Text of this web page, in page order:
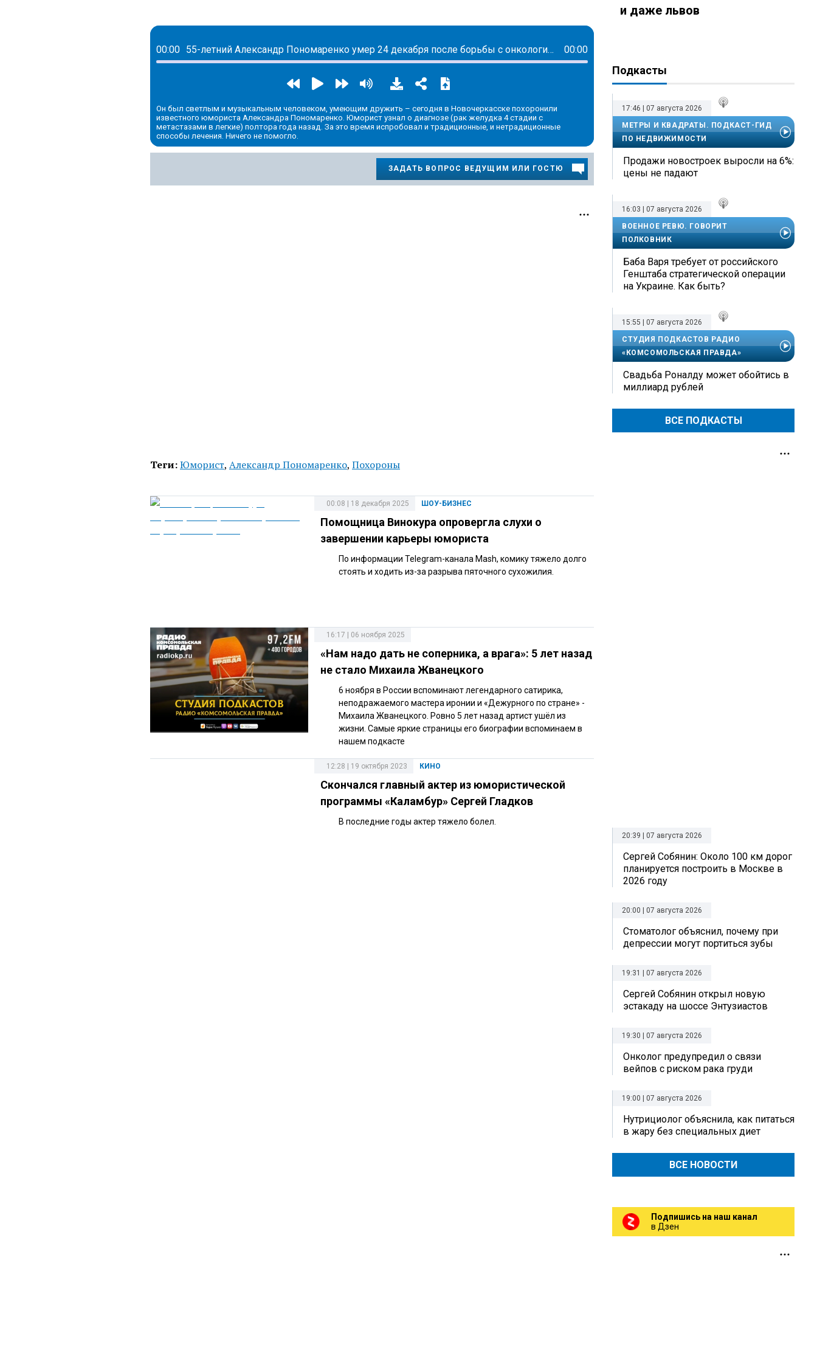
00:00 55-летний Александр Пономаренко умер 24 декабря после борьбы с онкологическим заболеванием. 00:00
Он был светлым и музыкальным человеком, умеющим дружить – сегодня в Новочеркасске похоронили
известного юмориста Александра Пономаренко. Юморист узнал о диагнозе (рак желудка 4 стадии с
метастазами в легкие) полтора года назад. За это время испробовал и традиционные, и нетрадиционные
способы лечения. Ничего не помогло.
ЗАДАТЬ ВОПРОС ВЕДУЩИМ ИЛИ ГОСТЮ
Теги:Юморист, Александр Пономаренко, Похороны
ШОУ-БИЗНЕС
00:08 | 18 декабря 2025
Помощница Винокура опровергла слухи о
завершении карьеры юмориста
По информации Telegram-канала Mash, комику тяжело долго
стоять и ходить из-за разрыва пяточного сухожилия.
16:17 | 06 ноября 2025
«Нам надо дать не соперника, а врага»: 5 лет назад
не стало Михаила Жванецкого
6 ноября в России вспоминают легендарного сатирика,
неподражаемого мастера иронии и «Дежурного по стране» -
Михаила Жванецкого. Ровно 5 лет назад артист ушёл из
жизни. Самые яркие страницы его биографии вспоминаем в
нашем подкасте
КИНО
12:28 | 19 октября 2023
Скончался главный актер из юмористической
программы «Каламбур» Сергей Гладков
В последние годы актер тяжело болел.
и даже львов
Подкасты
17:46 | 07 августа 2026
МЕТРЫ И КВАДРАТЫ. ПОДКАСТ-ГИД
ПО НЕДВИЖИМОСТИ
Продажи новостроек выросли на 6%:
цены не падают
16:03 | 07 августа 2026
ВОЕННОЕ РЕВЮ. ГОВОРИТ
ПОЛКОВНИК
Баба Варя требует от российского
Генштаба стратегической операции
на Украине. Как быть?
15:55 | 07 августа 2026
СТУДИЯ ПОДКАСТОВ РАДИО
«КОМСОМОЛЬСКАЯ ПРАВДА»
Свадьба Роналду может обойтись в
миллиард рублей
ВСЕ ПОДКАСТЫ
20:39 | 07 августа 2026
Сергей Собянин: Около 100 км дорог
планируется построить в Москве в
2026 году
20:00 | 07 августа 2026
Стоматолог объяснил, почему при
депрессии могут портиться зубы
19:31 | 07 августа 2026
Сергей Собянин открыл новую
эстакаду на шоссе Энтузиастов
19:30 | 07 августа 2026
Онколог предупредил о связи
вейпов с риском рака груди
19:00 | 07 августа 2026
Нутрициолог объяснила, как питаться
в жару без специальных диет
ВСЕ НОВОСТИ
Подпишись на наш канал
в Дзен